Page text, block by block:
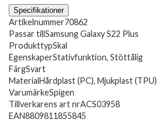
Specifikationer
Artikelnummer70862
Passar tillSamsung Galaxy S22 Plus
ProdukttypSkal
EgenskaperStativfunktion, Stöttålig
FärgSvart
MaterialHårdplast (PC), Mjukplast (TPU)
VarumärkeSpigen
Tillverkarens art nrACS03958
EAN8809811855845